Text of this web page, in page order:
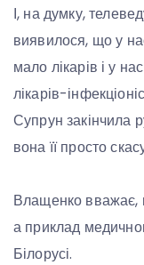
І, на думку,
виявилося, що у
мало лікарів і у
лікарів-
Супрун закінчила
вона її просто
Влащенко
а приклад
Білорусі.